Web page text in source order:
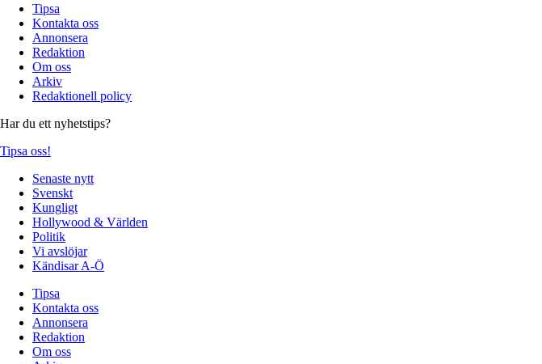
Tipsa
Kontakta oss
Annonsera
Redaktion
Om oss
Arkiv
Redaktionell policy
Har du ett nyhetstips?
Tipsa oss!
Senaste nytt
Svenskt
Kungligt
Hollywood & Världen
Politik
Vi avslöjar
Kändisar A-Ö
Tipsa
Kontakta oss
Annonsera
Redaktion
Om oss